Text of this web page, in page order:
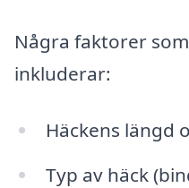
Några faktorer
inkluderar:
Häckens längd
Typ av häck